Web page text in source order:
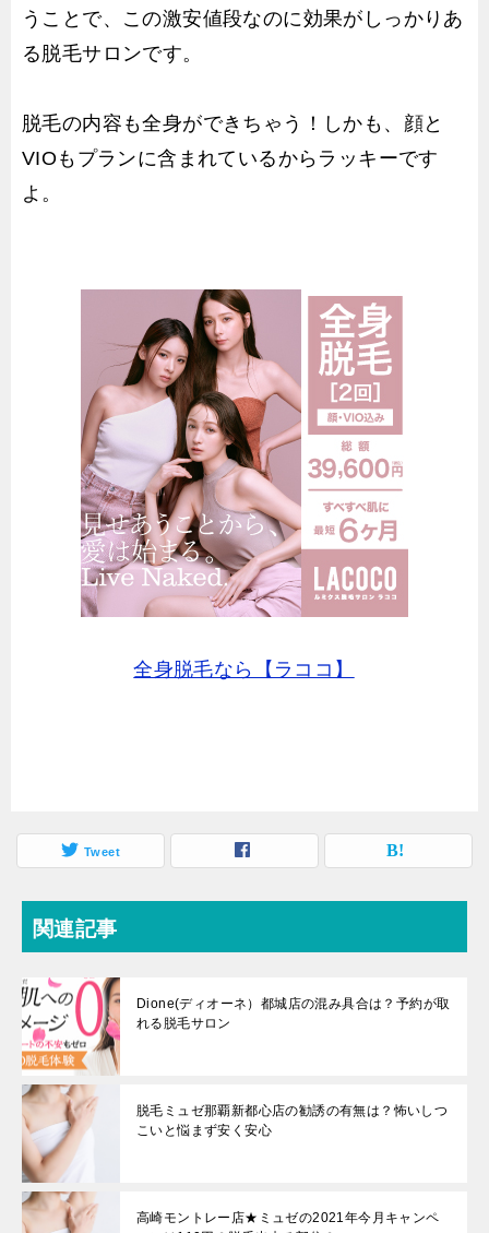
うことで、この激安値段なのに効果がしっかりあ
る脱毛サロンです。
脱毛の内容も全身ができちゃう！しかも、顔と
VIOもプランに含まれているからラッキーです
よ。
全身脱毛なら【ラココ】
Tweet
関連記事
Dione(ディオーネ）都城店の混み具合は？予約が取
れる脱毛サロン
脱毛ミュゼ那覇新都心店の勧誘の有無は？怖いしつ
こいと悩まず安く安心
高崎モントレー店★ミュゼの2021年今月キャンペ